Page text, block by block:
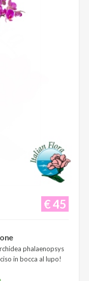
€ 45
phalaenopsys
in bocca al lupo!